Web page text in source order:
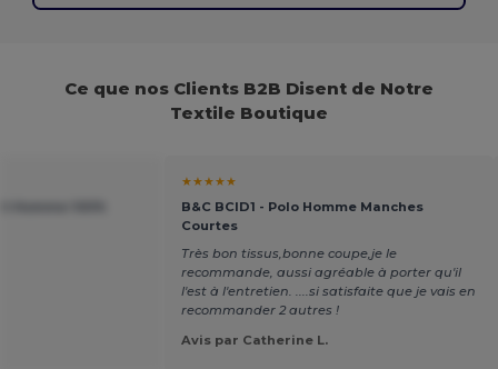
Ce que nos Clients B2B Disent de Notre
Textile Boutique
★★★★★
B&C BCID1 - Polo Homme Manches
Courtes
Très bon tissus,bonne coupe,je le
recommande, aussi agréable à porter qu'il
l'est à l'entretien. ....si satisfaite que je vais en
recommander 2 autres !
Avis par Catherine L.